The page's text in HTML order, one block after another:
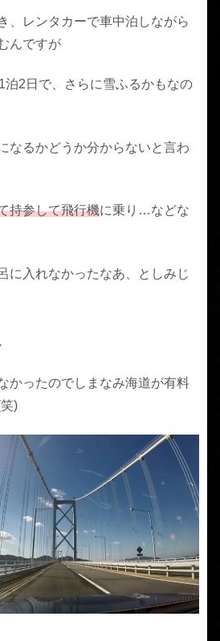
、レンタカーで車中泊しながら
んですが
泊2日で、さらに雪ふるかもなの
なるかどうか分からないと言わ
持参して飛行機に乗り…などな
に入れなかったなあ、としみじ
かったのでしまなみ海道が有料
)